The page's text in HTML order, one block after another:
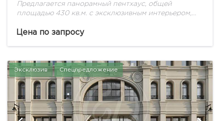
Предлагается панорамный пентхаус, общей
площадью 430 кв.м. с эксклюзивным интерьером,
Кремль.«Никитский 6» – жилой дом de luxe класса,
Цена по запросу
Эксклюзив Спецпредложение